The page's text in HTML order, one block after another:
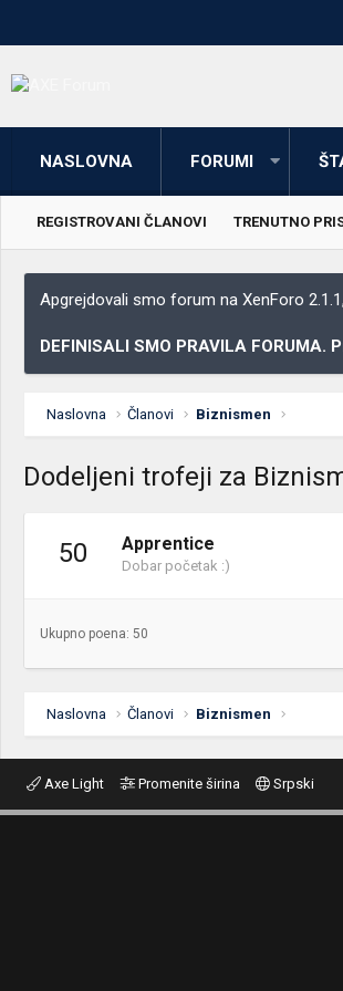
NASLOVNA FORUMI
REGISTROVANI ČLANOVI TRENUTNO
Apgrejdovali smo forum na XenForo
DEFINISALI SMO PRAVILA
Naslovna Članovi Biznismen
Dodeljeni trofeji za
50 Apprentice
Dobar početak :)
Ukupno poena: 50
Naslovna Članovi Biznismen
Axe Light Promenite širina Srpski